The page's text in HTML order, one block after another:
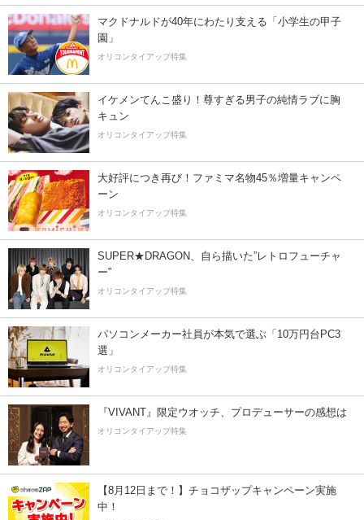
マクドナルドが40年にわたり支える「小学生の甲子
園」
オリコンタイアップ特集
イケメンてんこ盛り！尊すぎる男子の純情ラブに胸
キュン
オリコンタイアップ特集
大好評につき再び！ファミマ名物45％増量キャンペ
ーン
オリコンタイアップ特集
SUPER★DRAGON、自ら描いた”レトロフューチャ
ー”
オリコンタイアップ特集
パソコンメーカー社員が本気で選ぶ「10万円台PC3
選」
オリコンタイアップ特集
『VIVANT』限定ウオッチ、プロデューサーの感想は
オリコンタイアップ特集
【8月12日まで！】チョコザップキャンペーン実施
中！